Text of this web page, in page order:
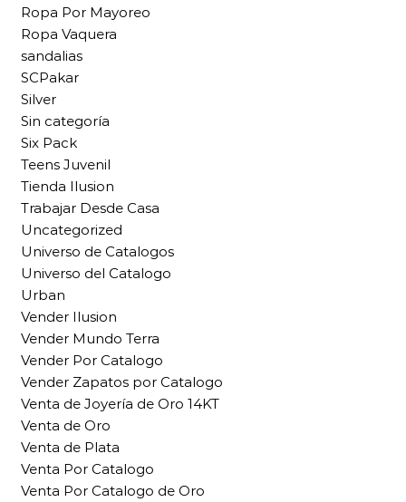
Ropa Por Mayoreo
Ropa Vaquera
sandalias
SCPakar
Silver
Sin categoría
Six Pack
Teens Juvenil
Tienda Ilusion
Trabajar Desde Casa
Uncategorized
Universo de Catalogos
Universo del Catalogo
Urban
Vender Ilusion
Vender Mundo Terra
Vender Por Catalogo
Vender Zapatos por Catalogo
Venta de Joyería de Oro 14KT
Venta de Oro
Venta de Plata
Venta Por Catalogo
Venta Por Catalogo de Oro